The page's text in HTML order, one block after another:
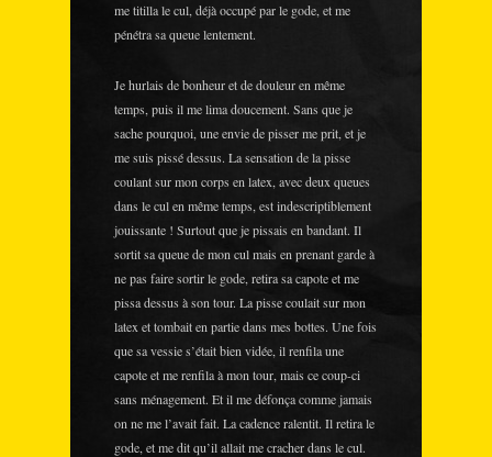
me titilla le cul, déjà occupé par le gode, et me
pénétra sa queue lentement.
Je hurlais de bonheur et de douleur en même
temps, puis il me lima doucement. Sans que je
sache pourquoi, une envie de pisser me prit, et je
me suis pissé dessus. La sensation de la pisse
coulant sur mon corps en latex, avec deux queues
dans le cul en même temps, est indescriptiblement
jouissante ! Surtout que je pissais en bandant. Il
sortit sa queue de mon cul mais en prenant garde à
ne pas faire sortir le gode, retira sa capote et me
pissa dessus à son tour. La pisse coulait sur mon
latex et tombait en partie dans mes bottes. Une fois
que sa vessie s’était bien vidée, il renfila une
capote et me renfila à mon tour, mais ce coup-ci
sans ménagement. Et il me défonça comme jamais
on ne me l’avait fait. La cadence ralentit. Il retira le
gode, et me dit qu’il allait me cracher dans le cul.